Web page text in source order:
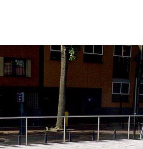
Menuplan Mensa
Anmeldung und Zulassung